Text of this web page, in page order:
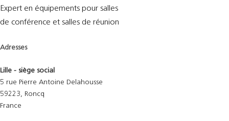
Expert en équipements pour salles
de conférence et salles de réunion
Adresses
Lille - siège social
5 rue Pierre Antoine Delahousse
59223, Roncq
France